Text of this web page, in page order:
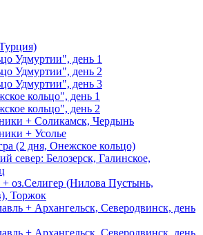
Удмуртии", день 1
Удмуртии", день 2
Удмуртии", день 3
кольцо", день 1
кольцо", день 2
+ Соликамск, Чердынь
+ Усолье
(2 дня, Онежское кольцо)
север: Белозерск, Галинское,
+ оз.Селигер (Нилова Пустынь,
Торжок
+ Архангельск, Северодвинск, день
+ Архангельск, Северодвинск, день